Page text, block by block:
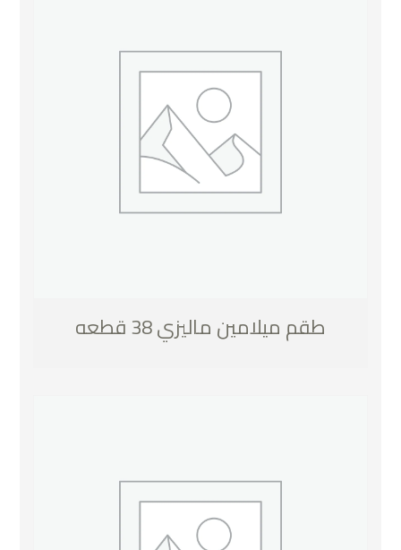
طقم ميلامين ماليزي 38 قطعه